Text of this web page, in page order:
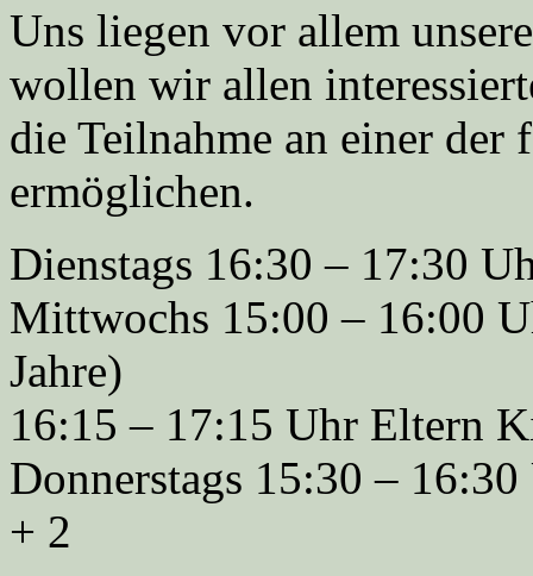
Uns liegen vor allem
wollen wir allen
die Teilnahme an einer
ermöglichen.
Dienstags 16:30 – 17:30
Mittwochs 15:00 – 16:00
Jahre)
16:15 – 17:15 Uhr Eltern
Donnerstags 15:30 –
+ 2